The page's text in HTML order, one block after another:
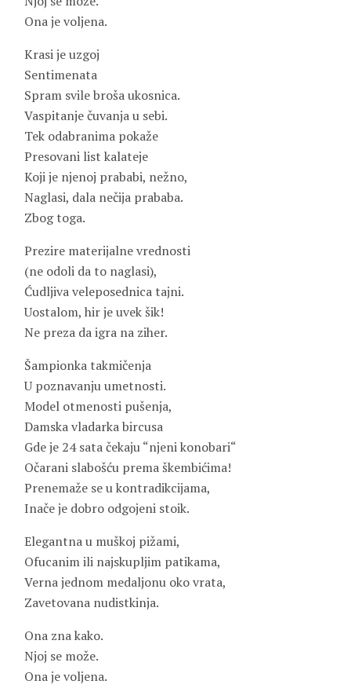
Ona je voljena.
Krasi je uzgoj
Sentimenata
Spram svile broša ukosnica.
Vaspitanje čuvanja u sebi.
Tek odabranima pokaže
Presovani list kalateje
Koji je njenoj prababi, nežno,
Naglasi, dala nečija prababa.
Zbog toga.
Prezire materijalne vrednosti
(ne odoli da to naglasi),
Ćudljiva veleposednica tajni.
Uostalom, hir je uvek šik!
Ne preza da igra na ziher.
Šampionka takmičenja
U poznavanju umetnosti.
Model otmenosti pušenja,
Damska vladarka bircusa
Gde je 24 sata čekaju “njeni konobari“
Očarani slabošću prema škembićima!
Prenemaže se u kontradikcijama,
Inače je dobro odgojeni stoik.
Elegantna u muškoj pižami,
Ofucanim ili najskupljim patikama,
Verna jednom medaljonu oko vrata,
Zavetovana nudistkinja.
Ona zna kako.
Njoj se može.
Ona je voljena.